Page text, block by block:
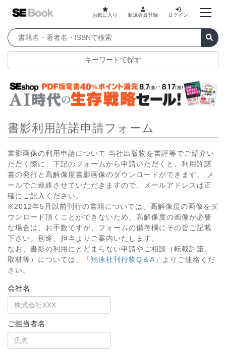
お気に入り 新規会員登録 ログイン
キーワードで探す
書影利用許諾申請フォーム
書影画像の利用申請について 当社出版物を書評等でご紹介い
ただく際に、下記のフォームから申請いただくと、利用許諾
書の発行と高解像度書影画像のダウンロードができます。 メ
ールでご連絡させていただきますので、メールアドレスは正
確にご記入ください。
※2012年5月以前刊行の書籍については、高解像度の画像をダ
ウンロード頂くことができないため、高解像度の画像が必要
な場合は、お手数ですが、フォームの備考欄にその旨ご記載
下さい。別途、担当よりご案内いたします。
なお、書影の利用にとどまらない申請やご相談（転載許諾、
取材等）については、
「翔泳社刊行物Q＆A」
よりご連絡くだ
さい。
会社名
ご担当者名